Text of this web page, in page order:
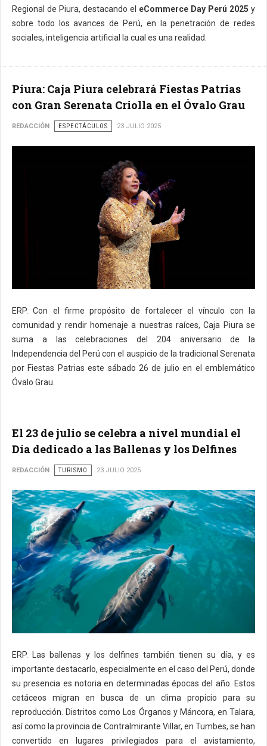
Regional de Piura, destacando el eCommerce Day Perú 2025 y
sobre todo los avances de Perú, en la penetración de redes
sociales, inteligencia artificial la cual es una realidad.
Piura: Caja Piura celebrará Fiestas Patrias
con Gran Serenata Criolla en el Óvalo Grau
REDACCIÓN ESPECTÁCULOS 23 JULIO 2025
ERP. Con el firme propósito de fortalecer el vínculo con la
comunidad y rendir homenaje a nuestras raíces, Caja Piura se
suma a las celebraciones del 204 aniversario de la
Independencia del Perú con el auspicio de la tradicional Serenata
por Fiestas Patrias este sábado 26 de julio en el emblemático
Óvalo Grau.
El 23 de julio se celebra a nivel mundial el
Día dedicado a las Ballenas y los Delfines
REDACCIÓN TURISMO 23 JULIO 2025
ERP. Las ballenas y los delfines también tienen su día, y es
importante destacarlo, especialmente en el caso del Perú, donde
su presencia es notoria en determinadas épocas del año. Estos
cetáceos migran en busca de un clima propicio para su
reproducción. Distritos como Los Órganos y Máncora, en Talara,
así como la provincia de Contralmirante Villar, en Tumbes, se han
convertido en lugares privilegiados para el avistamiento,